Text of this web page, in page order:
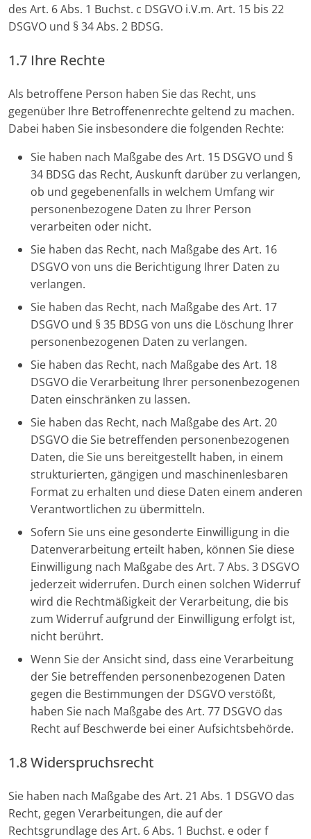
des Art. 6 Abs. 1 Buchst. c DSGVO i.V.m. Art. 15 bis 22
DSGVO und § 34 Abs. 2 BDSG.
1.7 Ihre Rechte
Als betroffene Person haben Sie das Recht, uns
gegenüber Ihre Betroffenenrechte geltend zu machen.
Dabei haben Sie insbesondere die folgenden Rechte:
Sie haben nach Maßgabe des Art. 15 DSGVO und §
34 BDSG das Recht, Auskunft darüber zu verlangen,
ob und gegebenenfalls in welchem Umfang wir
personenbezogene Daten zu Ihrer Person
verarbeiten oder nicht.
Sie haben das Recht, nach Maßgabe des Art. 16
DSGVO von uns die Berichtigung Ihrer Daten zu
verlangen.
Sie haben das Recht, nach Maßgabe des Art. 17
DSGVO und § 35 BDSG von uns die Löschung Ihrer
personenbezogenen Daten zu verlangen.
Sie haben das Recht, nach Maßgabe des Art. 18
DSGVO die Verarbeitung Ihrer personenbezogenen
Daten einschränken zu lassen.
Sie haben das Recht, nach Maßgabe des Art. 20
DSGVO die Sie betreffenden personenbezogenen
Daten, die Sie uns bereitgestellt haben, in einem
strukturierten, gängigen und maschinenlesbaren
Format zu erhalten und diese Daten einem anderen
Verantwortlichen zu übermitteln.
Sofern Sie uns eine gesonderte Einwilligung in die
Datenverarbeitung erteilt haben, können Sie diese
Einwilligung nach Maßgabe des Art. 7 Abs. 3 DSGVO
jederzeit widerrufen. Durch einen solchen Widerruf
wird die Rechtmäßigkeit der Verarbeitung, die bis
zum Widerruf aufgrund der Einwilligung erfolgt ist,
nicht berührt.
Wenn Sie der Ansicht sind, dass eine Verarbeitung
der Sie betreffenden personenbezogenen Daten
gegen die Bestimmungen der DSGVO verstößt,
haben Sie nach Maßgabe des Art. 77 DSGVO das
Recht auf Beschwerde bei einer Aufsichtsbehörde.
1.8 Widerspruchsrecht
Sie haben nach Maßgabe des Art. 21 Abs. 1 DSGVO das
Recht, gegen Verarbeitungen, die auf der
Rechtsgrundlage des Art. 6 Abs. 1 Buchst. e oder f